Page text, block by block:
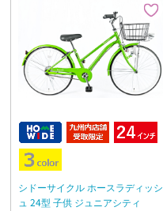
シドーサイクル ホースラディッシ
ュ 24型 子供 ジュニアシティ